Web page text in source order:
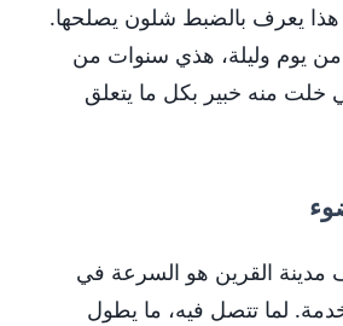
يعرف بالضبط شلون يصلحها.
يوم وليلة، هذي سنوات من
خلت منه خبير بكل ما يتعلق
مدينة القرين هو السرعة في
لما تتصل فيه، ما يطول